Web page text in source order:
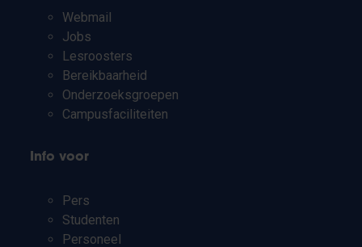
Webmail
Jobs
Lesroosters
Bereikbaarheid
Onderzoeksgroepen
Campusfaciliteiten
Info voor
Pers
Studenten
Personeel